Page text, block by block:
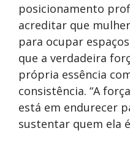
posicionamento
acreditar que
para ocupar
que a verdadeira
própria essência
consistência. “A
está em endurecer
sustentar quem ela